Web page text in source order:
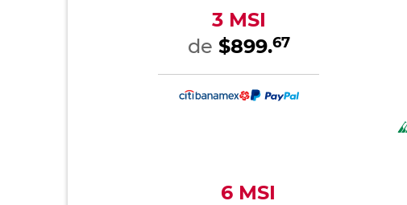
3 MSI
de $899.67
6 MSI